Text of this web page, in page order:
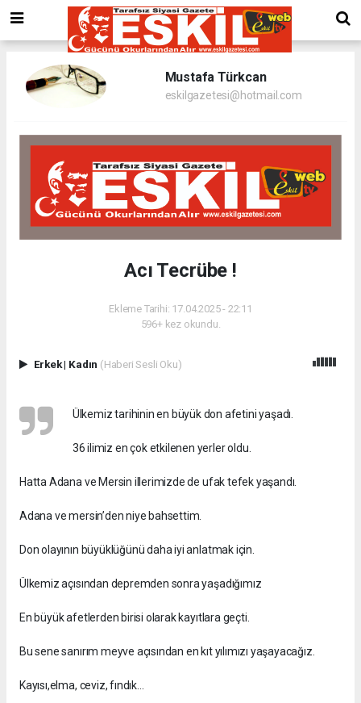
Mustafa Türkcan
eskilgazetesi@hotmail.com
Acı Tecrübe !
Ekleme Tarihi: 17.04.2025 - 22:11
596+ kez okundu.
Erkek| Kadın (Haberi Sesli Oku)
Ülkemiz tarihinin en büyük don afetini yaşadı.
36 ilimiz en çok etkilenen yerler oldu.
Hatta Adana ve Mersin illerimizde de ufak tefek yaşandı.
Adana ve mersin’den niye bahsettim.
Don olayının büyüklüğünü daha iyi anlatmak için.
Ülkemiz açısından depremden sonra yaşadığımız
En büyük afetlerden birisi olarak kayıtlara geçti.
Bu sene sanırım meyve açısından en kıt yılımızı yaşayacağız.
Kayısı,elma, ceviz, fındık…